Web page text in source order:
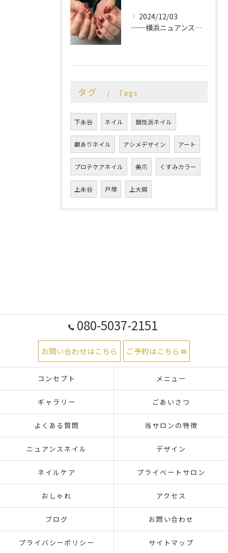
2024/12/03
──横浜ニュアンスネイルサロン♡
タグ Tags
下永谷 ネイル 個性派ネイル
癖ありネイル アシメデザイン アート
プロテケアネイル 美爪 くすみカラー
上永谷 戸塚 上大岡
080-5037-2151
お問い合わせはこちら ご予約はこちら
コンセプト メニュー
ギャラリー ごあいさつ
よくある質問 当サロンの特徴
ニュアンスネイル デザイン
ネイルケア プライベートサロン
おしゃれ アクセス
ブログ お問い合わせ
プライバシーポリシー サイトマップ